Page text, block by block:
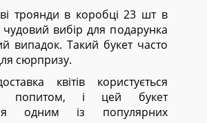
троянди в коробці 23 шт в
вибір для подарунка
випадок. Такий букет часто
сюрпризу.
квітів користується
попитом, і цей букет
одним із популярних